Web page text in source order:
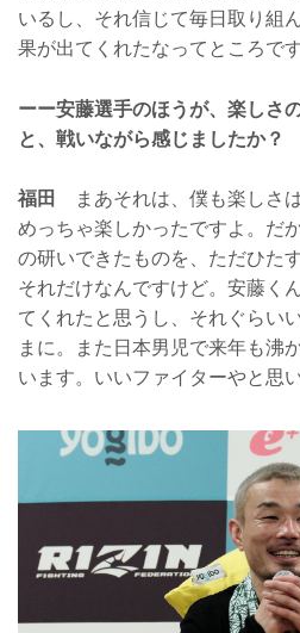
いるし、それ信じて毎日取り組
果が出てくれたなってところです
ーー安藤選手のほうが、楽しさ
と、戦いながら感じましたか？
福田
まあそれは、僕も楽しさ
めっちゃ楽しかったですよ。だ
の研いできたものを、ただひた
それだけなんですけど。安藤く
てくれたと思うし、それぐらい
まに。また日本男児で来年も沸
います。いいファイターやと思い